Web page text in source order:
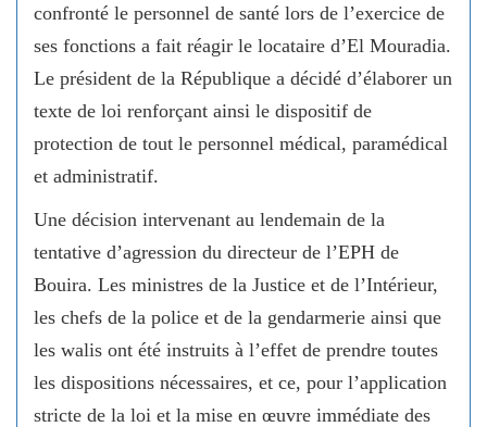
confronté le personnel de santé lors de l’exercice de
ses fonctions a fait réagir le locataire d’El Mouradia.
Le président de la République a décidé d’élaborer un
texte de loi renforçant ainsi le dispositif de
protection de tout le personnel médical, paramédical
et administratif.
Une décision intervenant au lendemain de la
tentative d’agression du directeur de l’EPH de
Bouira. Les ministres de la Justice et de l’Intérieur,
les chefs de la police et de la gendarmerie ainsi que
les walis ont été instruits à l’effet de prendre toutes
les dispositions nécessaires, et ce, pour l’application
stricte de la loi et la mise en œuvre immédiate des